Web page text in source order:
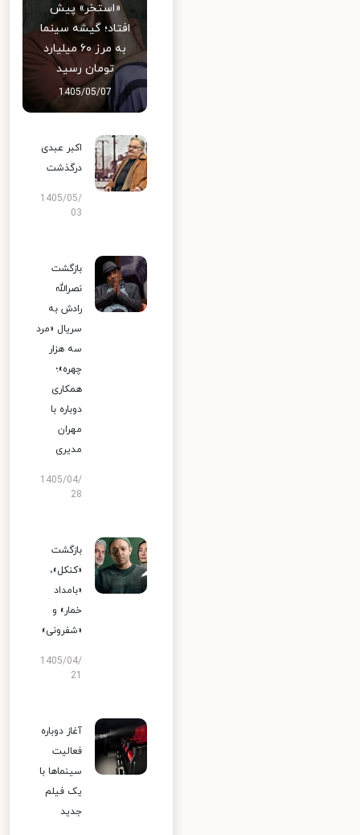
«استخر» پیش
افتاد؛ گیشه سینما
به مرز ۶۰ میلیارد
تومان رسید
1405/05/07
اکبر عبدی
درگذشت
1405/05/
03
بازگشت
نصرالله
رادش به
سریال «مرد
سه هزار
چهره»؛
همکاری
دوباره با
مهران
مدیری
1405/04/
28
بازگشت
«کنکل»،
«بامداد
خمار» و
«شفرونی»
1405/04/
آغاز دوباره
فعالیت
سینماها با
یک فیلم
جدید